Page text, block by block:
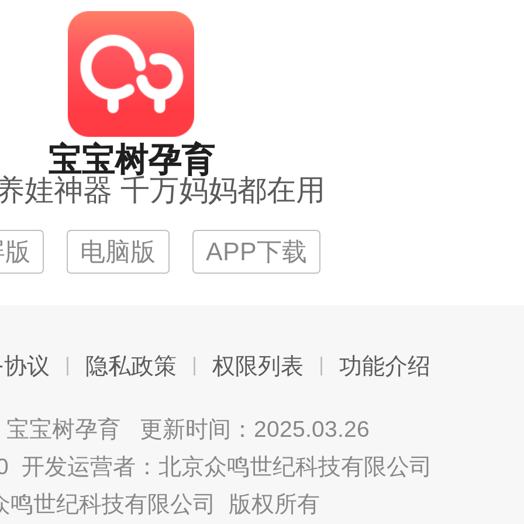
宝宝树孕育
娃神器 千万妈妈都在用
电脑版 APP下载
议 隐私政策 权限列表 功能介绍
宝宝树孕育 更新时间：2025.03.26
开发运营者：北京众鸣世纪科技有限公司
鸣世纪科技有限公司 版权所有